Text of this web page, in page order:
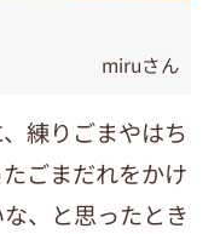
miruさん
練りごまやはち
ごまだれをかけ
、と思ったとき